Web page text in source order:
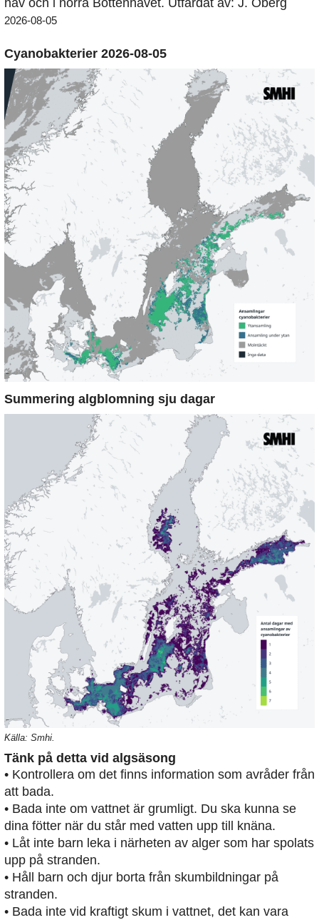
hav och i norra Bottenhavet. Utfärdat av: J. Öberg
2026-08-05
Cyanobakterier 2026-08-05
Summering algblomning sju dagar
Källa: Smhi.
Tänk på detta vid algsäsong
• Kontrollera om det finns information som avråder från
att bada.
• Bada inte om vattnet är grumligt. Du ska kunna se
dina fötter när du står med vatten upp till knäna.
• Låt inte barn leka i närheten av alger som har spolats
upp på stranden.
• Håll barn och djur borta från skumbildningar på
stranden.
• Bada inte vid kraftigt skum i vattnet, det kan vara